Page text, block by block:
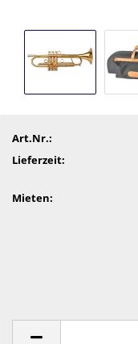
Art.Nr.:
Lieferzeit:
Mieten: